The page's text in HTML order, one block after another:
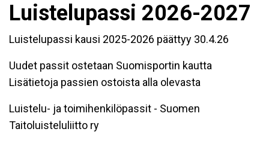
Luistelupassi 2026-2027
Luistelupassi kausi 2025-2026 päättyy 30.4.26
Uudet passit ostetaan Suomisportin kautta
Lisätietoja passien ostoista alla olevasta
Luistelu- ja toimihenkilöpassit - Suomen
Taitoluisteluliitto ry